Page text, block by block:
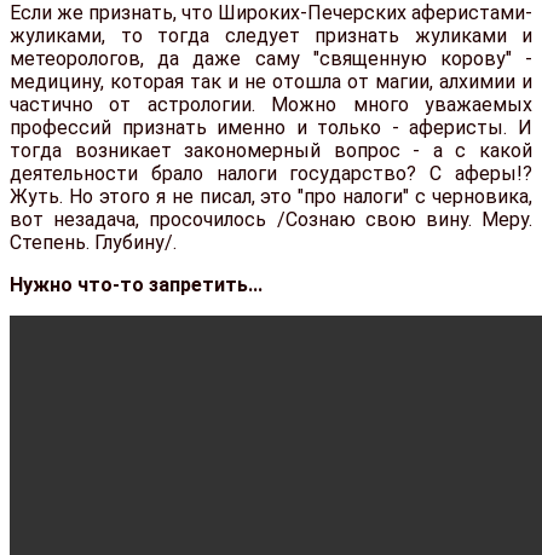
Если же признать, что Широких-Печерских аферистами-
жуликами, то тогда следует признать жуликами и
метеорологов, да даже саму "священную корову" -
медицину, которая так и не отошла от магии, алхимии и
частично от астрологии. Можно много уважаемых
профессий признать именно и только - аферисты. И
тогда возникает закономерный вопрос - а с какой
деятельности брало налоги государство? С аферы!?
Жуть. Но этого я не писал, это "про налоги" с черновика,
вот незадача, просочилось /Сознаю свою вину. Меру.
Степень. Глубину/.
Нужно что-то запретить...